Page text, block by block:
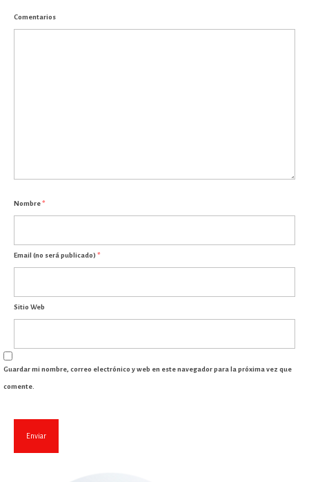
Comentarios
Nombre*
Email (no será publicado) *
Sitio Web
Guardar mi nombre, correo electrónico y web en este navegador para la próxima vez que
comente.